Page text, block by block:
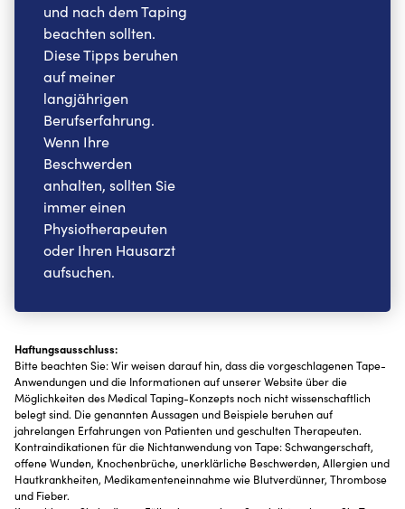
und nach dem Taping
beachten sollten.
Diese Tipps beruhen
auf meiner
langjährigen
Berufserfahrung.
Wenn Ihre
Beschwerden
anhalten, sollten Sie
immer einen
Physiotherapeuten
oder Ihren Hausarzt
aufsuchen.
Haftungsausschluss:
Bitte beachten Sie: Wir weisen darauf hin, dass die vorgeschlagenen Tape-
Anwendungen und die Informationen auf unserer Website über die
Möglichkeiten des Medical Taping-Konzepts noch nicht wissenschaftlich
belegt sind. Die genannten Aussagen und Beispiele beruhen auf
jahrelangen Erfahrungen von Patienten und geschulten Therapeuten.
Kontraindikationen für die Nichtanwendung von Tape: Schwangerschaft,
offene Wunden, Knochenbrüche, unerklärliche Beschwerden, Allergien und
Hautkrankheiten, Medikamenteneinnahme wie Blutverdünner, Thrombose
und Fieber.